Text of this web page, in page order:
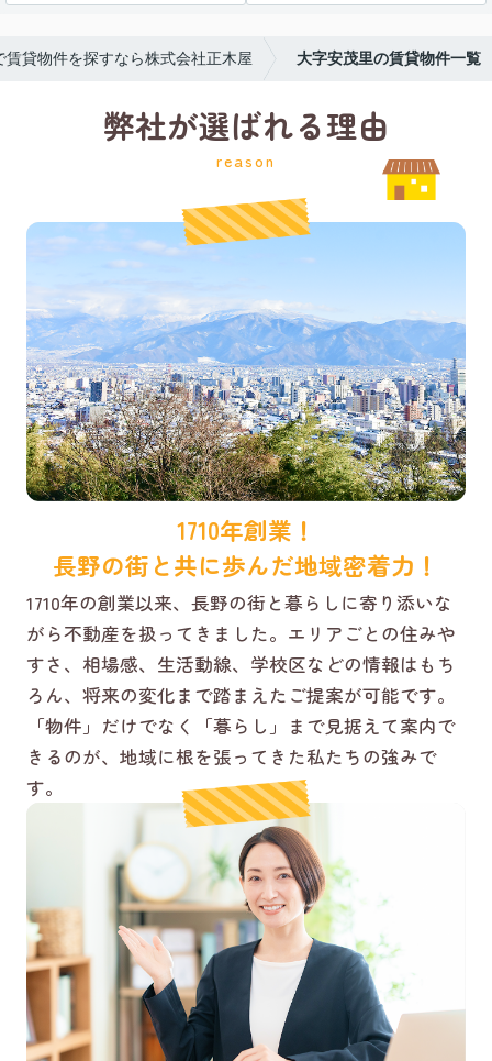
賃貸物件を探すなら株式会社正木屋 大字安茂里の賃貸物件一覧
弊社が選ばれる理由
reason
1710年創業！
長野の街と共に歩んだ地域密着力！
1710年の創業以来、長野の街と暮らしに寄り添いな
がら不動産を扱ってきました。エリアごとの住みや
すさ、相場感、生活動線、学校区などの情報はもち
ろん、将来の変化まで踏まえたご提案が可能です。
「物件」だけでなく「暮らし」まで見据えて案内で
きるのが、地域に根を張ってきた私たちの強みで
す。